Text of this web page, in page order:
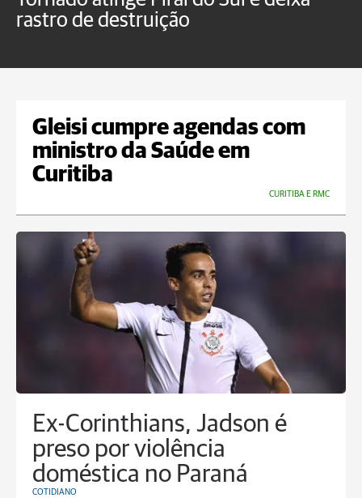
rastro de destruição
Gleisi cumpre agendas com
ministro da Saúde em
Curitiba
CURITIBA E RMC
Ex-Corinthians, Jadson é
preso por violência
doméstica no Paraná
COTIDIANO